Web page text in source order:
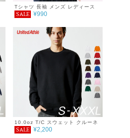
Tシャツ 長袖 メンズ レディース
無地 ロングスリーブTシャツ シン
SALE ¥990
10.0oz T/C スウェット クルーネ
ック 無地 メンズ レディース シン
SALE ¥2,200